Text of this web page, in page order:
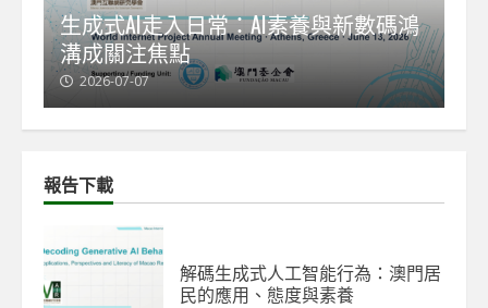
生成式AI走入日常：AI素養與新數碼鴻
溝成關注焦點
2026-07-07
報告下載
解碼生成式人工智能行為：澳門居
民的應用、態度與素養